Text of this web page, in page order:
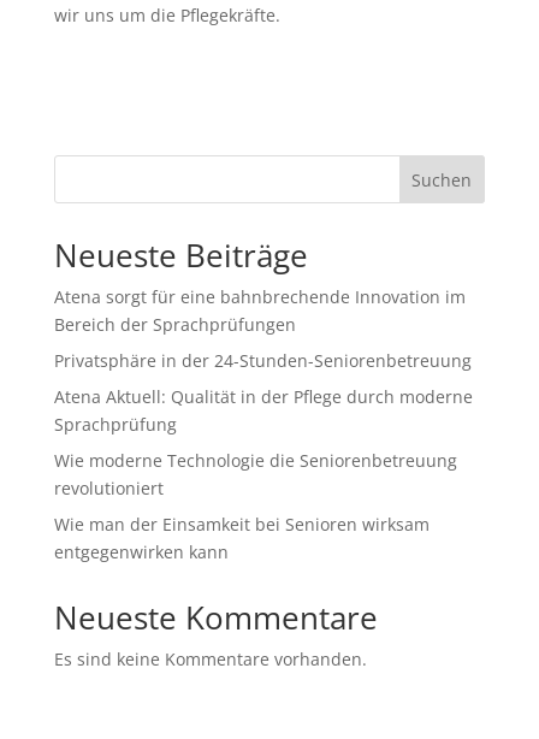
wir uns um die Pflegekräfte.
Suchen
Neueste Beiträge
Atena sorgt für eine bahnbrechende Innovation im
Bereich der Sprachprüfungen
Privatsphäre in der 24-Stunden-Seniorenbetreuung
Atena Aktuell: Qualität in der Pflege durch moderne
Sprachprüfung
Wie moderne Technologie die Seniorenbetreuung
revolutioniert
Wie man der Einsamkeit bei Senioren wirksam
entgegenwirken kann
Neueste Kommentare
Es sind keine Kommentare vorhanden.